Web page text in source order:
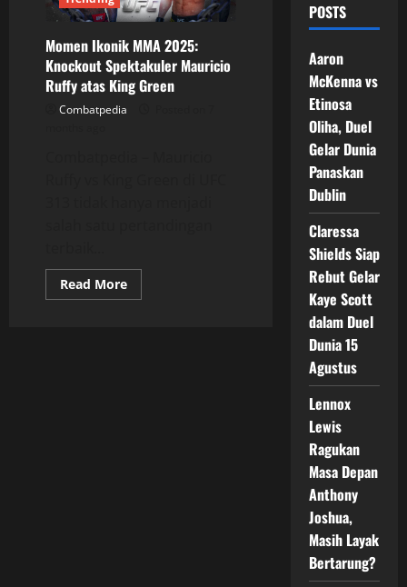
Momen Ikonik MMA 2025:
Knockout Spektakuler Mauricio
Ruffy atas King Green
Combatpedia
Read MoreRead
more
POSTS
Aaron
McKenna vs
Etinosa
Oliha, Duel
Gelar Dunia
Panaskan
Dublin
Claressa
Shields Siap
Rebut Gelar
Kaye Scott
dalam Duel
Dunia 15
Agustus
Lennox
Lewis
Ragukan
Masa Depan
Anthony
Joshua,
Masih Layak
Bertarung?